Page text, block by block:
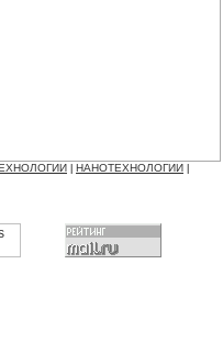
НАНОТЕХНОЛОГИИ